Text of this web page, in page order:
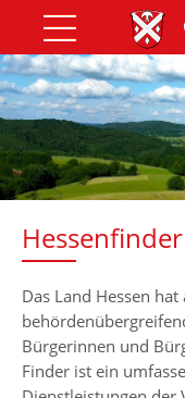
Hessenfinder
Das Land Hessen
Bürgerinnen und
Finder ist ein